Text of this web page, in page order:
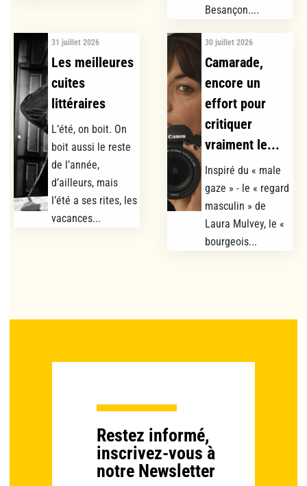
Besançon....
31 juillet 2026
Les meilleures
cuites
littéraires
L’été, on boit. On
boit aussi le reste
de l’année,
d’ailleurs, mais
l’été a ses rites, les
vacances...
30 juillet 2026
Camarade,
encore un
effort pour
critiquer
vraiment le...
Inspiré du « male
gaze » - le « regard
masculin » de
Laura Mulvey, le «
bourgeois...
Restez informé,
inscrivez-vous à
notre Newsletter